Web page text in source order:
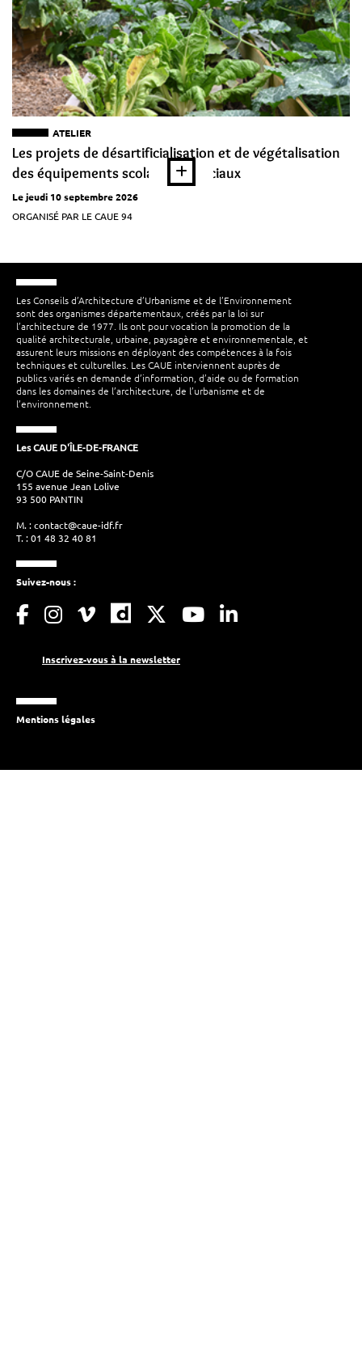
ATELIER
Les projets de désartificialisation et de végétalisation
des équipements scolaires et sociaux
Le jeudi 10 septembre 2026
ORGANISÉ PAR LE CAUE 94
Les Conseils d’Architecture d’Urbanisme et de l’Environnement
sont des organismes départementaux, créés par la loi sur
l’architecture de 1977. Ils ont pour vocation la promotion de la
qualité architecturale, urbaine, paysagère et environnementale, et
assurent leurs missions en déployant des compétences à la fois
techniques et culturelles. Les CAUE interviennent auprès de
publics variés en demande d’information, d’aide ou de formation
dans les domaines de l’architecture, de l’urbanisme et de
l’environnement.
Les CAUE D'ÎLE-DE-FRANCE
C/O CAUE de Seine-Saint-Denis
155 avenue Jean Lolive
93 500 PANTIN
M. :contact@caue-idf.fr
T. : 01 48 32 40 81
Suivez-nous :
Inscrivez-vous à la newsletter
Mentions légales